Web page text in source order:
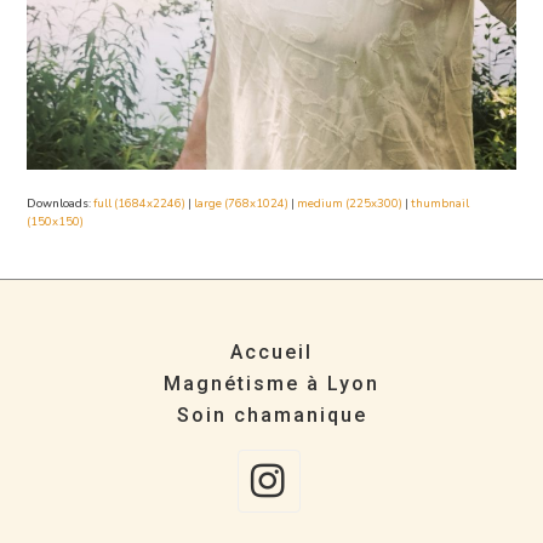
Downloads:full (1684x2246) | large (768x1024) | medium (225x300) |thumbnail
(150x150)
Accueil
Magnétisme à Lyon
Soin chamanique